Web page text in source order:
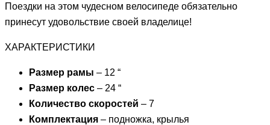
Поездки на этом чудесном велосипеде обязательно
принесут удовольствие своей владелице!
ХАРАКТЕРИСТИКИ
Размер рамы – 12 “
Размер колес – 24 “
Количество скоростей – 7
Комплектация – подножка, крылья